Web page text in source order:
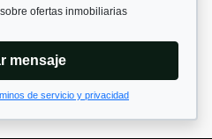
ofertas inmobiliarias
mensaje
de servicio y privacidad